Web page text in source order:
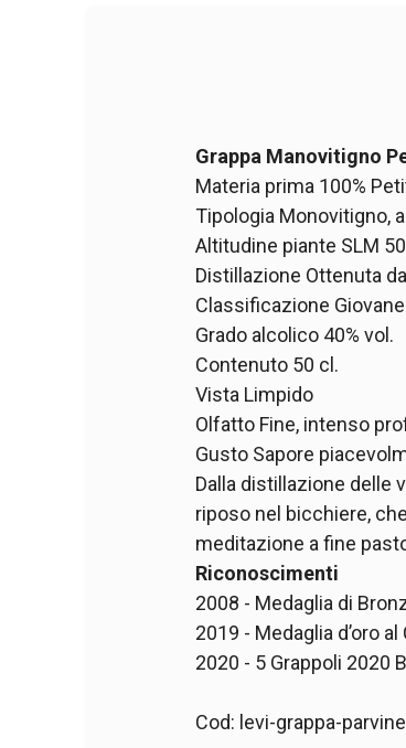
Grappa Manovitigno
Materia prima 100%
Tipologia Monovitigno,
Altitudine piante SLM
Distillazione Ottenuta
Classificazione Giovane
Grado alcolico 40% vol.
Contenuto 50 cl.
Vista Limpido
Olfatto Fine, intenso
Gusto Sapore
Dalla distillazione delle
riposo nel bicchiere,
meditazione a fine
Riconoscimenti
2008 - Medaglia di
2019 - Medaglia d’oro
2020 - 5 Grappoli 2020
Cod: levi-grappa-